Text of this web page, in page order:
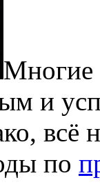
Многие
и
всё
по